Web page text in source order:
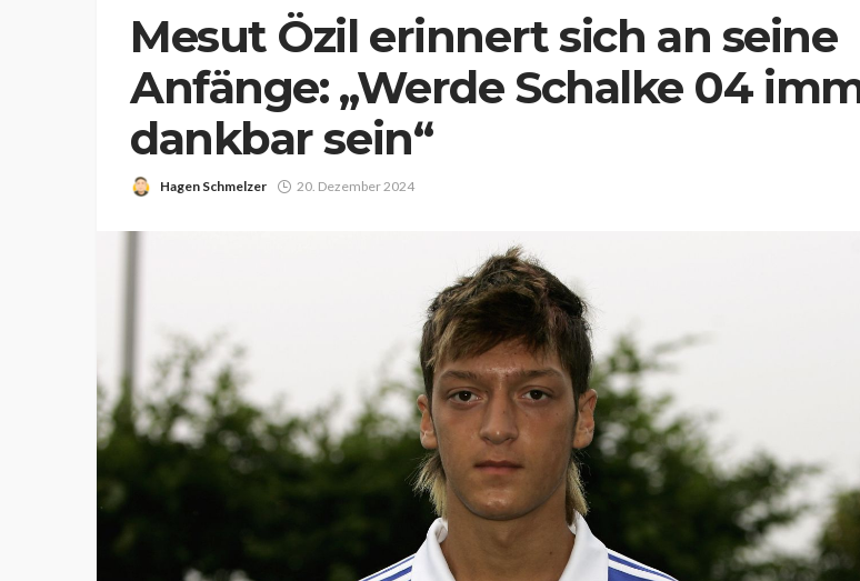
Mesut Özil erinnert sich an seine
Anfänge: „Werde Schalke 04
dankbar sein“
Hagen Schmelzer 20. Dezember 2024